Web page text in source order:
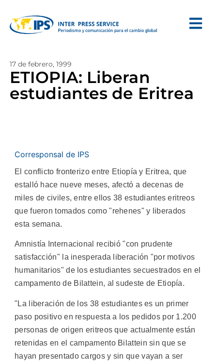
17 de febrero, 1999
ETIOPIA: Liberan
estudiantes de Eritrea
Corresponsal de IPS
El conflicto fronterizo entre Etiopía y Eritrea, que
estalló hace nueve meses, afectó a decenas de
miles de civiles, entre ellos 38 estudiantes eritreos
que fueron tomados como "rehenes" y liberados
esta semana.
Amnistía Internacional recibió "con prudente
satisfacción" la inesperada liberación "por motivos
humanitarios" de los estudiantes secuestrados en el
campamento de Bilattein, al sudeste de Etiopía.
"La liberación de los 38 estudiantes es un primer
paso positivo en respuesta a los pedidos por 1.200
personas de origen eritreos que actualmente están
retenidas en el campamento Bilattein sin que se
hayan presentado cargos y sin que vayan a ser